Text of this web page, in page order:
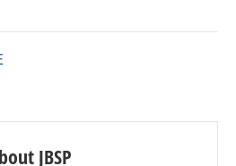
JBSP